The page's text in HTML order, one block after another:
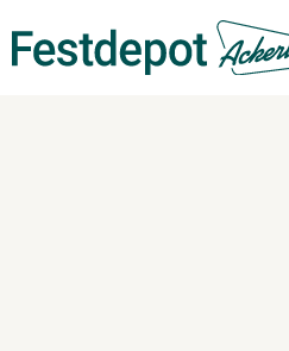
Zum Hauptinhalt springen